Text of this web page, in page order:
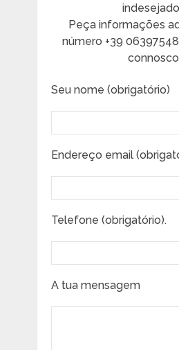
Peça informações
número +39
Seu nome (obrigatório)
Endereço email
Telefone (obrigatório).
A tua mensagem